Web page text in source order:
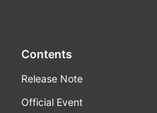
Contents
Release Note
Official Event